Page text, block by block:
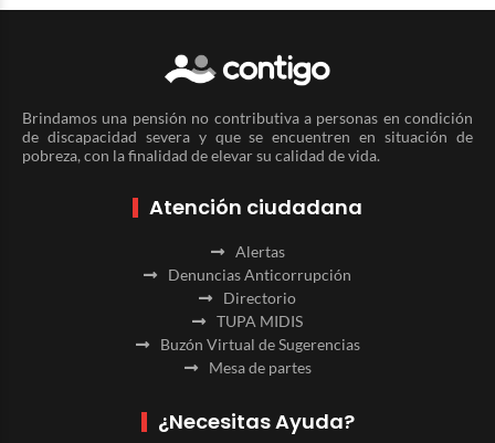
Brindamos una pensión no contributiva a personas en condición
de discapacidad severa y que se encuentren en situación de
pobreza, con la finalidad de elevar su calidad de vida.
Atención ciudadana
Alertas
Denuncias Anticorrupción
Directorio
TUPA MIDIS
Buzón Virtual de Sugerencias
Mesa de partes
¿Necesitas Ayuda?